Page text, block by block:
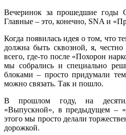
Вечеринок за прошедшие годы
Главные – это, конечно, SNA и
Когда появилась идея о том, что
должна быть сквозной, я,
всего, где-то после «Похорон
мы собрались и специально
блоками – просто придумали
можно связать. Так и пошло.
В прошлом году, на
«Выпускной», в предыдущем –
этого мы просто делали
дорожкой.